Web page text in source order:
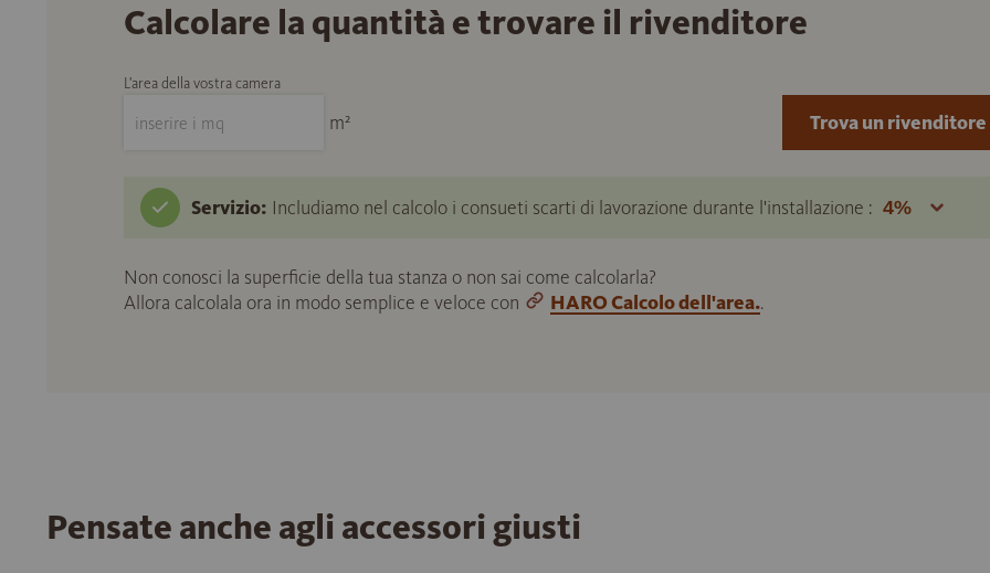
Calcolare la quantità e trovare il rivenditore
L'area della vostra camera
m²
Servizio: Includiamo nel calcolo i consueti scarti di lavorazione durante l'installazione :
Non conosci la superficie della tua stanza o non sai come calcolarla?
Allora calcolala ora in modo semplice e veloce con
HARO Calcolo dell'area..
Trova un rivenditore
Pensate anche agli accessori giusti